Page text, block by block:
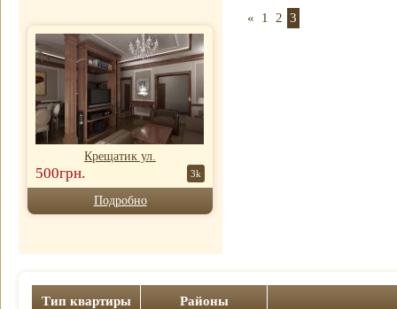
Крещатик ул.
500грн. 3k
Подробно
« 1 2 3
Тип квартиры Районы